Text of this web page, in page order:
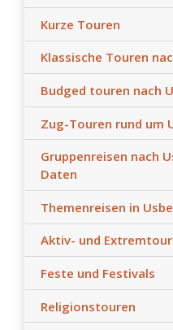
Kurze Touren
Klassische Touren
Budged touren nach
Zug-Touren rund um
Gruppenreisen nach
Daten
Themenreisen in
Aktiv- und
Feste und Festivals
Religionstouren